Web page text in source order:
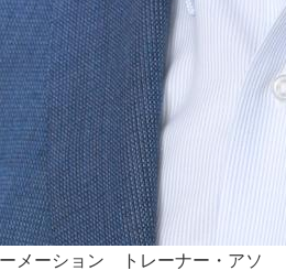
メーション トレーナー・アソ